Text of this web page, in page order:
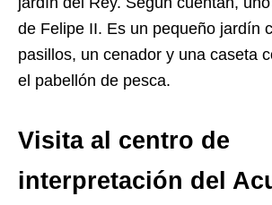
de Felipe II. Es un pequeño jardín
pasillos, un cenador y una caseta
el pabellón de pesca.
Visita al centro de
interpretación del